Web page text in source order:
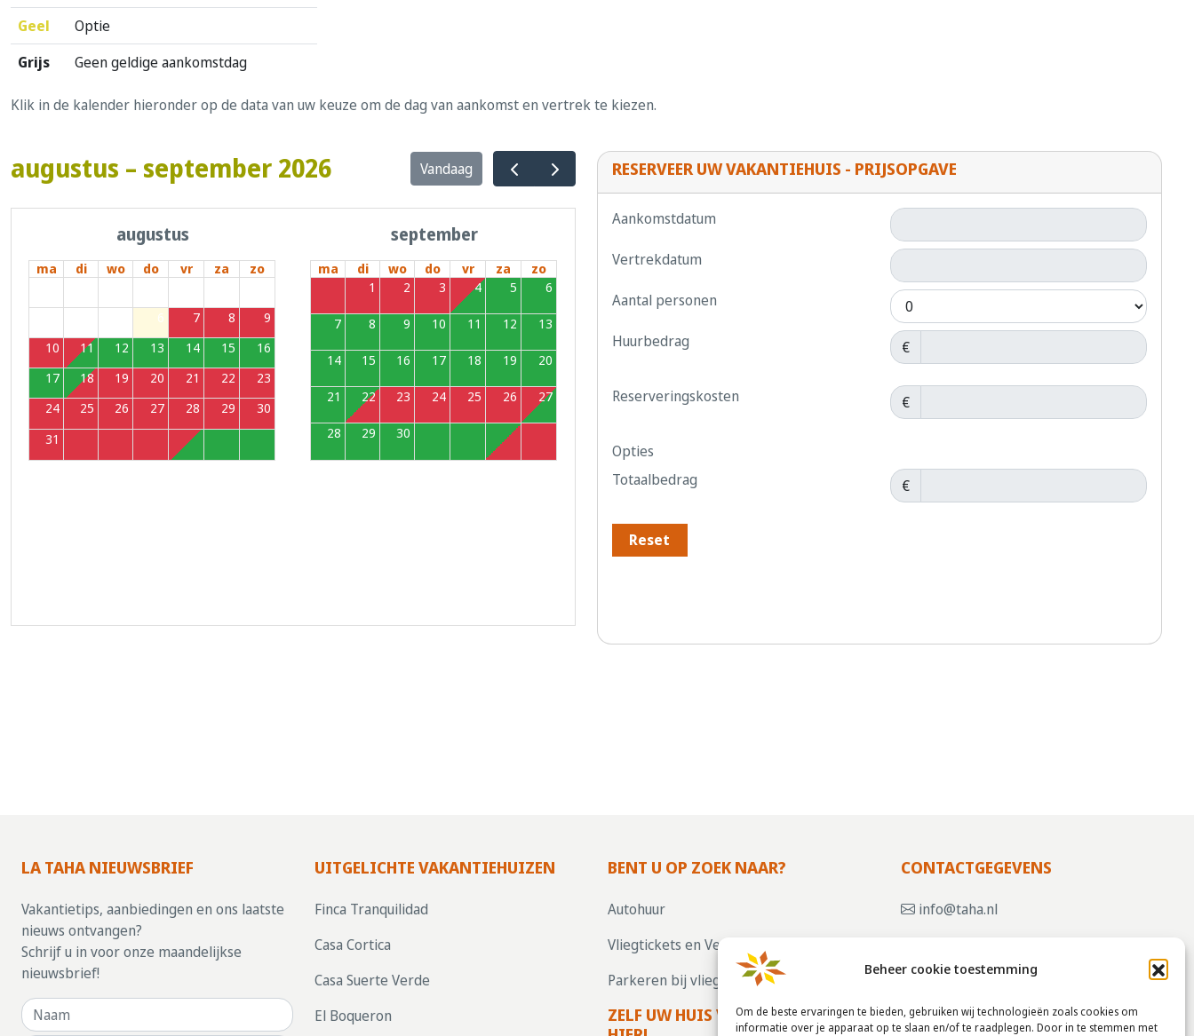
Beheer cookie toestemming
Om de beste ervaringen te bieden, gebruiken wij technologieën zoals cookies om
informatie over je apparaat op te slaan en/of te raadplegen. Door in te stemmen met
Geel
Optie
Grijs
Geen geldige aankomstdag
Klik in de kalender hieronder op de data van uw keuze om de dag van aankomst en vertrek te kiezen.
augustus – september 2026 Vandaag
augustus
ma di wo do vr za
zo
6 7 8
9
10
11 12 13 14 15
16
17
18 19 20 21 22
23
24
25 26 27 28 29
30
31
4
september
ma di wo do vr za
zo
1 2 3 4 5 6
7 8 9 10 11 12 13
14 15 16 17 18 19 20
21 22 23 24 25 26 27
28 29 30 3
RESERVEER UW VAKANTIEHUIS - PRIJSOPGAVE
Aankomstdatum
Vertrekdatum
Aantal personen
Huurbedrag €
Reserveringskosten €
Opties
Totaalbedrag
€
Reset
LA TAHA NIEUWSBRIEF
Vakantietips, aanbiedingen en ons laatste
nieuws ontvangen?
Schrijf u in voor onze maandelijkse
nieuwsbrief!
UITGELICHTE VAKANTIEHUIZEN
Finca Tranquilidad
Casa Cortica
Casa Suerte Verde
El Boqueron
BENT U OP ZOEK NAAR?
Autohuur
Vliegtickets en Verzekering
Parkeren bij vliegvelden
ZELF UW HUIS VERHUREN, KLIK
CONTACTGEGEVENS
info@taha.nl